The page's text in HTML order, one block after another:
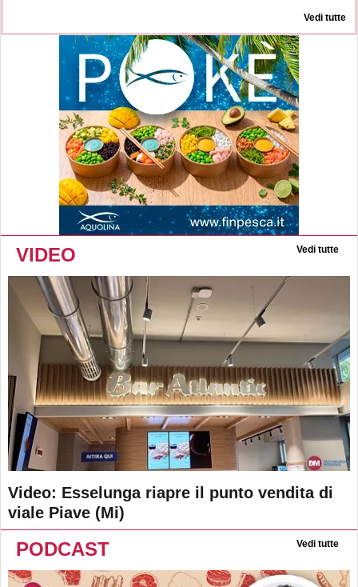
Vedi tutte
VIDEO Vedi tutte
Video: Esselunga riapre il punto vendita di
viale Piave (Mi)
PODCAST Vedi tutte